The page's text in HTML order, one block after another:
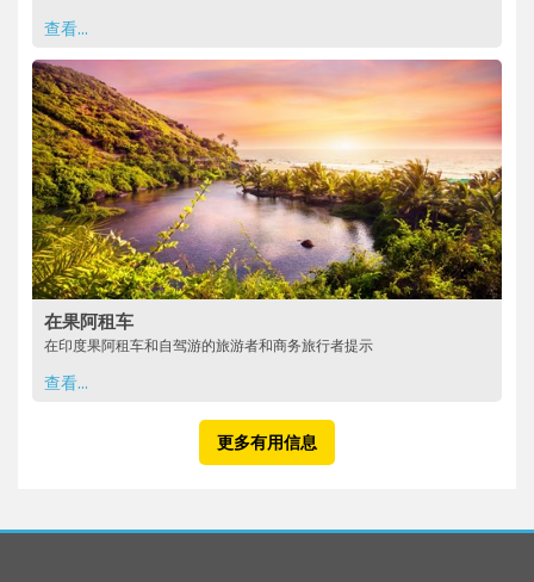
查看...
在果阿租车
在印度果阿租车和自驾游的旅游者和商务旅行者提示
查看...
更多有用信息